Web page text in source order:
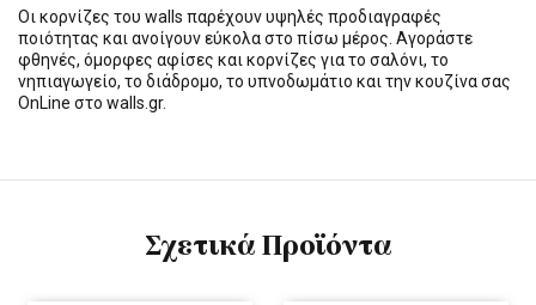
Οι κορνίζες του walls παρέχουν υψηλές προδιαγραφές
ποιότητας και ανοίγουν εύκολα στο πίσω μέρος. Αγοράστε
φθηνές, όμορφες αφίσες και κορνίζες για το σαλόνι, το
νηπιαγωγείο, το διάδρομο, το υπνοδωμάτιο και την κουζίνα σας
OnLine στο walls.gr.
Σχετικά Προϊόντα